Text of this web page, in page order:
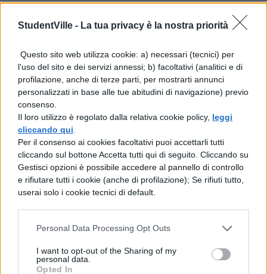
StudentVille - La tua privacy è la nostra priorità
Questo sito web utilizza cookie: a) necessari (tecnici) per
l'uso del sito e dei servizi annessi; b) facoltativi (analitici e di
profilazione, anche di terze parti, per mostrarti annunci
personalizzati in base alle tue abitudini di navigazione) previo
consenso.
Il loro utilizzo è regolato dalla relativa cookie policy, leggi
cliccando qui
Per il consenso ai cookies facoltativi puoi accettarli tutti
cliccando sul bottone Accetta tutti qui di seguito. Cliccando su
Gestisci opzioni è possibile accedere al pannello di controllo
e rifiutare tutti i cookie (anche di profilazione); Se rifiuti tutto,
userai solo i cookie tecnici di default.
Personal Data Processing Opt Outs
I want to opt-out of the Sharing of my
personal data.
Opted In
festeggiamenti, dal 24 al 26 agosto, e
Taranto osserva la ricorrenza il 10 maggio.
Al calendario locale si aggiungono le
festività nazionaliche scandiscono l’intero
anno scolastico: Tutti i Santi (sabato 1
novembre 2025), Immacolata Concezione
(lunedì 8 dicembre), le vacanze natalizie con
Natale e Santo Stefano, seguite da
Capodanno ed Epifania. La primavera porta
con sé lapausa pasquale(5-6 aprile 2026),
sabato), quella del Lavoro e infine la Festa
dell’anno scolastico.